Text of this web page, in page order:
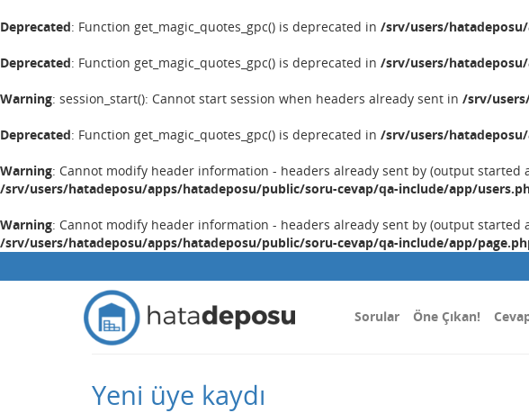
Deprecated: Function get_magic_quotes_gpc() is deprecated in /srv/users/
Deprecated: Function get_magic_quotes_gpc() is deprecated in /srv/users/
Warning: session_start(): Cannot start session when headers already sent in /srv/
Deprecated: Function get_magic_quotes_gpc() is deprecated in /srv/users/
Warning: Cannot modify header information - headers already sent by (output
/srv/users/hatadeposu/apps/hatadeposu/public/soru-cevap/qa-include/app/
Warning: Cannot modify header information - headers already sent by (output
/srv/users/hatadeposu/apps/hatadeposu/public/soru-cevap/qa-include/app/
Sorular Öne Çıkan!
Yeni üye kaydı